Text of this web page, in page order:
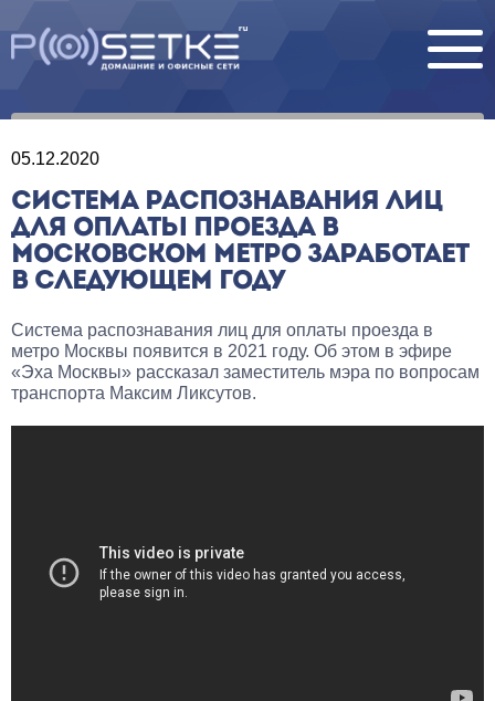
05.12.2020
СИСТЕМА РАСПОЗНАВАНИЯ ЛИЦ
ДЛЯ ОПЛАТЫ ПРОЕЗДА В
МОСКОВСКОМ МЕТРО ЗАРАБОТАЕТ
В СЛЕДУЮЩЕМ ГОДУ
Система распознавания лиц для оплаты проезда в
метро Москвы появится в 2021 году. Об этом в эфире
«Эха Москвы» рассказал заместитель мэра по вопросам
транспорта Максим Ликсутов.